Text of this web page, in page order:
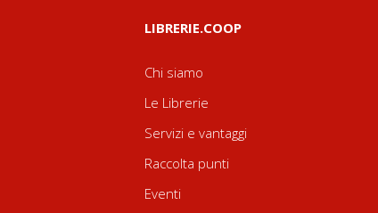
LIBRERIE.COOP
Chi siamo
Le Librerie
Servizi e vantaggi
Raccolta punti
Eventi